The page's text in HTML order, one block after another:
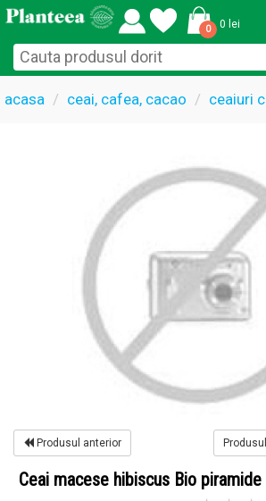
0 0 lei
acasa ceai, cafea, cacao ceaiuri
Produsul anterior
Ceai macese hibiscus Bio